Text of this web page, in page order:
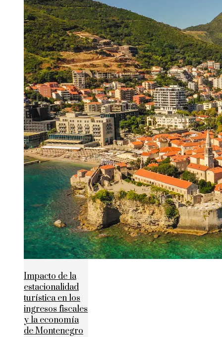
Impacto de la
estacionalidad
turística en los
ingresos fiscales
y la economía
de Montenegro